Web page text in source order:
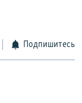
Подпишитесь